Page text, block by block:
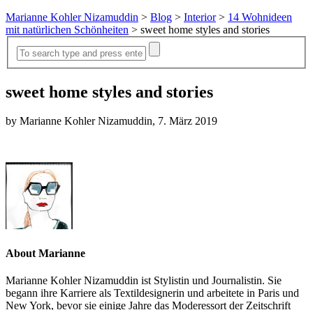
Marianne Kohler Nizamuddin > Blog > Interior> 14 Wohnideen
mit natürlichen Schönheiten > sweet home styles and stories
sweet home styles and stories
by Marianne Kohler Nizamuddin, 7. März 2019
About Marianne
Marianne Kohler Nizamuddin ist Stylistin und Journalistin. Sie
begann ihre Karriere als Textildesignerin und arbeitete in Paris und
New York, bevor sie einige Jahre das Moderessort der Zeitschrift